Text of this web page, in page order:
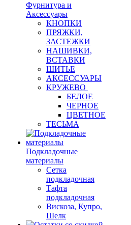
Фурнитура и
Аксессуары
КНОПКИ
ПРЯЖКИ,
ЗАСТЕЖКИ
НАШИВКИ,
ВСТАВКИ
ШИТЬЕ
АКСЕССУАРЫ
КРУЖЕВО
БЕЛОЕ
ЧЕРНОЕ
ЦВЕТНОЕ
ТЕСЬМА
Подкладочные
материалы
Сетка
подкладочная
Тафта
подкладочная
Вискоза, Купро,
Шелк